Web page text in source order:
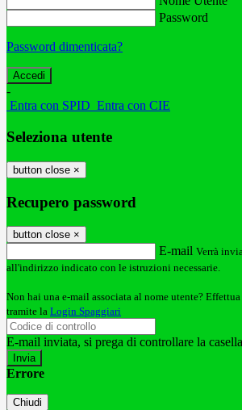
Password
Password dimenticata?
-
Entra con SPID Entra con CIE
Seleziona utente
button close ×
Recupero password
button close ×
E-mail Verrà
all'indirizzo indicato con le istruzioni necessarie.
Non hai una e-mail associata al nome utente?
tramite la Login Spaggiari
E-mail inviata, si prega di controllare la
Errore
Chiudi